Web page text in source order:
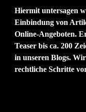
Hiermit untersagen
Einbindung von
Online-Angeboten.
Teaser bis ca. 200
in unseren Blogs.
rechtliche Schritte